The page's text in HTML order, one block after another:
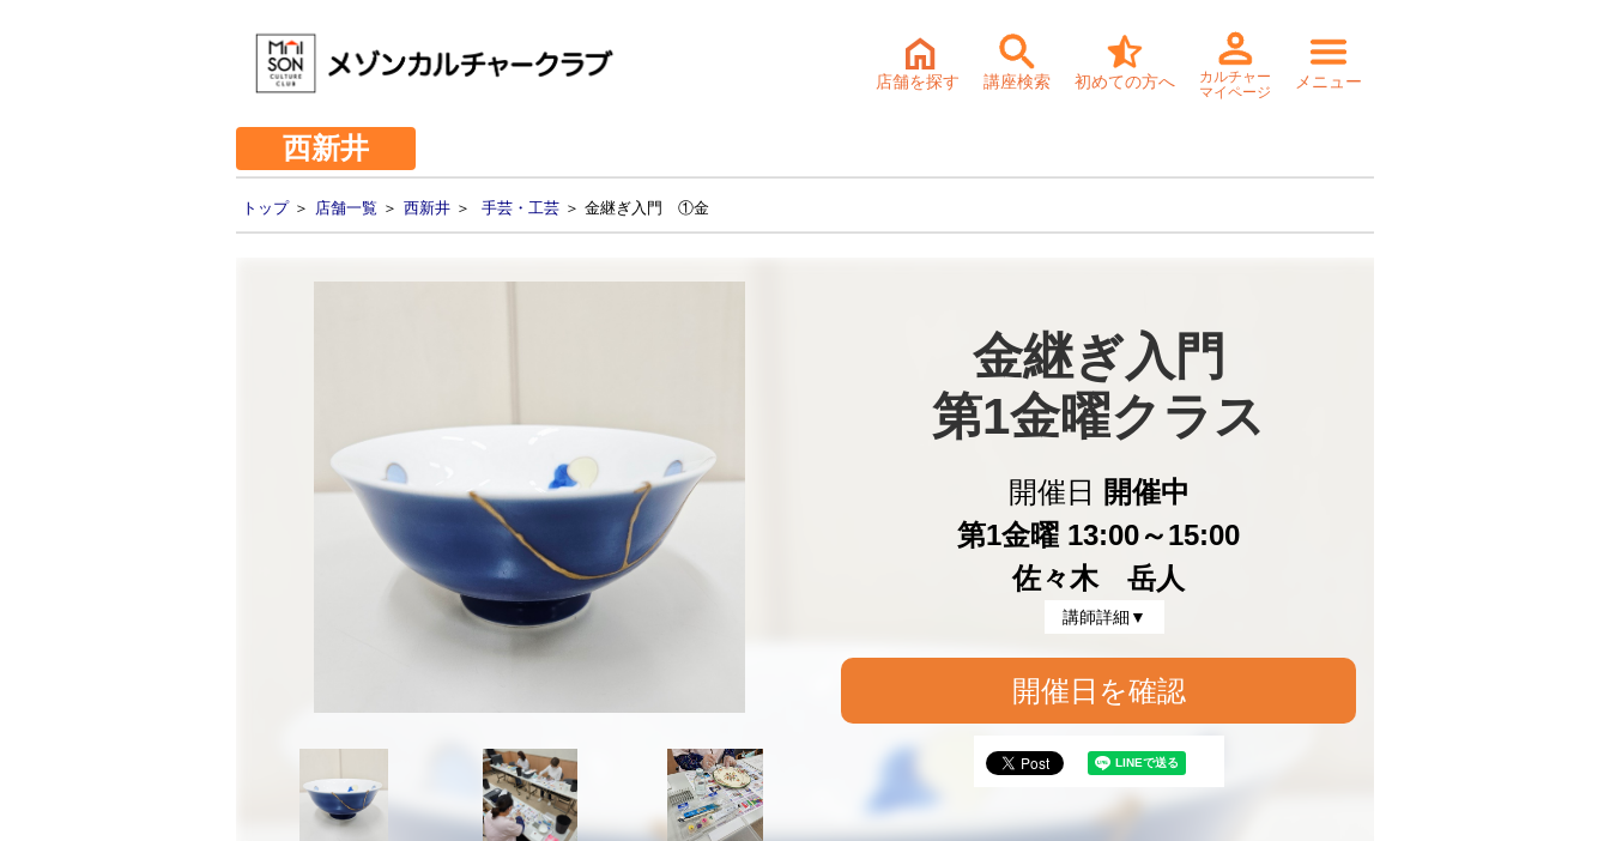
店舗を探す 講座検索 初めての方へ
カルチャー
マイページ
メニュー
西新井
トップ＞ 店舗一覧 ＞ 西新井 ＞ 手芸・工芸 ＞ 金継ぎ入門 ①金
金継ぎ入門
第1金曜クラス
開催日
開催中
第1金曜 13:00～15:00
佐々木 岳人
講師詳細▼
開催日を確認